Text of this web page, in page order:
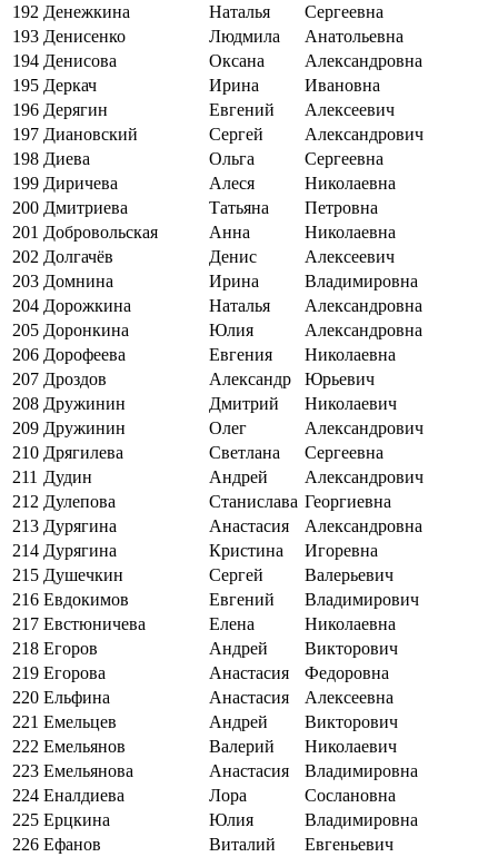
192 Денежкина Наталья
Сергеевна
193 Денисенко Людмила
Анатольевна
194 Денисова Оксана
Александровна
195 Деркач Ирина
Ивановна
196 Дерягин Евгений
Алексеевич
197 Диановский Сергей
Александрович
198 Диева Ольга
Сергеевна
199 Диричева Алеся
Николаевна
200 Дмитриева Татьяна
Петровна
201 Добровольская Анна
Николаевна
202 Долгачёв Денис
Алексеевич
203 Домнина Ирина
Владимировна
204 Дорожкина Наталья
Александровна
205 Доронкина Юлия
Александровна
206 Дорофеева Евгения
Николаевна
207 Дроздов Александр
Юрьевич
208 Дружинин Дмитрий
Николаевич
209 Дружинин Олег
Александрович
210 Дрягилева Светлана
Сергеевна
211 Дудин Андрей
Александрович
212 Дулепова Станислава Георгиевна
213 Дурягина Анастасия
Александровна
214 Дурягина Кристина
Игоревна
215 Душечкин Сергей
Валерьевич
216 Евдокимов Евгений
Владимирович
217 Евстюничева Елена
Николаевна
218 Егоров Андрей
Викторович
219 Егорова Анастасия
Федоровна
220 Ельфина Анастасия
Алексеевна
221 Емельцев Андрей
Викторович
222 Емельянов Валерий
Николаевич
223 Емельянова Анастасия
Владимировна
224 Еналдиева Лора
Сослановна
225 Ерцкина Юлия
Владимировна
226 Ефанов Виталий
Евгеньевич